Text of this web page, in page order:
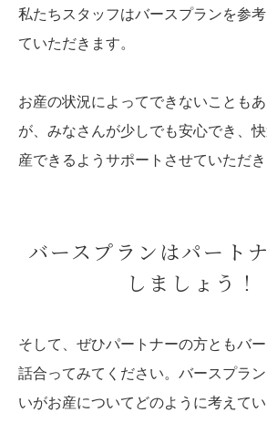
私たちスタッフはバースプランを参
ていただきます。
お産の状況によってできないことも
が、みなさんが少しでも安心でき、
産できるようサポートさせていただき
バースプランはパート
しましょう！
そして、ぜひパートナーの方ともバ
話合ってみてください。バースプラ
いがお産についてどのように考えて